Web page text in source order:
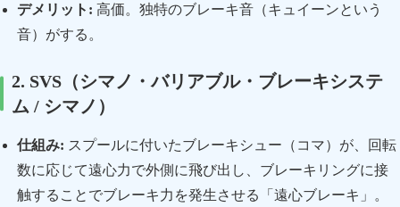
デメリット: 高価。独特のブレーキ音（キュイーンという
音）がする。
2. SVS（シマノ・バリアブル・ブレーキシステ
ム / シマノ）
仕組み: スプールに付いたブレーキシュー（コマ）が、回転
数に応じて遠心力で外側に飛び出し、ブレーキリングに接
触することでブレーキ力を発生させる「遠心ブレーキ」。